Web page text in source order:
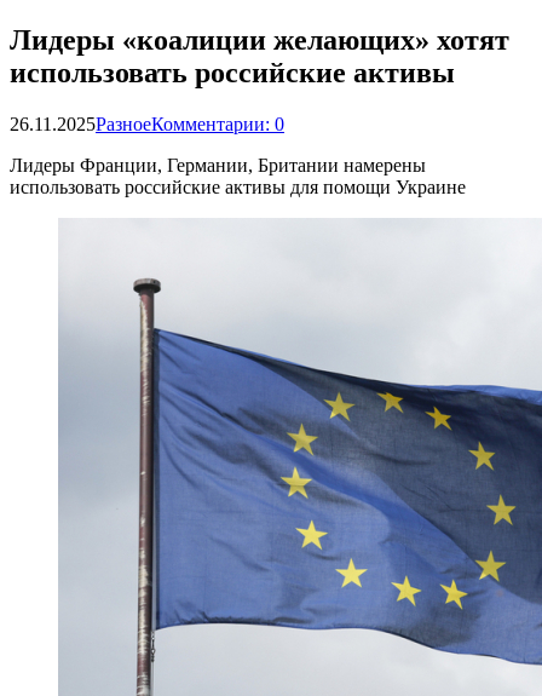
Лидеры «коалиции желающих» хотят
использовать российские активы
26.11.2025РазноеКомментарии: 0
Лидеры Франции, Германии, Британии намерены
использовать российские активы для помощи Украине